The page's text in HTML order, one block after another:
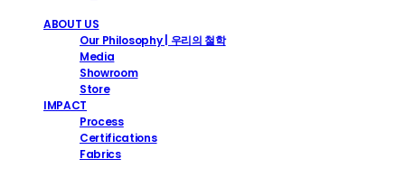
ABOUT US
Our Philosophy | 우리의 철학
Media
Showroom
Store
IMPACT
Process
Certifications
Fabrics